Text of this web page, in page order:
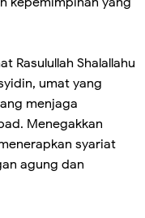
Rasulullah Shalallahu
umat yang
menjaga
Menegakkan
syariat
agung dan